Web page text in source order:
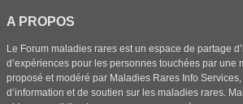
A PROPOS
Le Forum maladies rares est un espace de partage
d’expériences pour les personnes touchées par une
proposé et modéré par Maladies Rares Info
d’information et de soutien sur les maladies rares.